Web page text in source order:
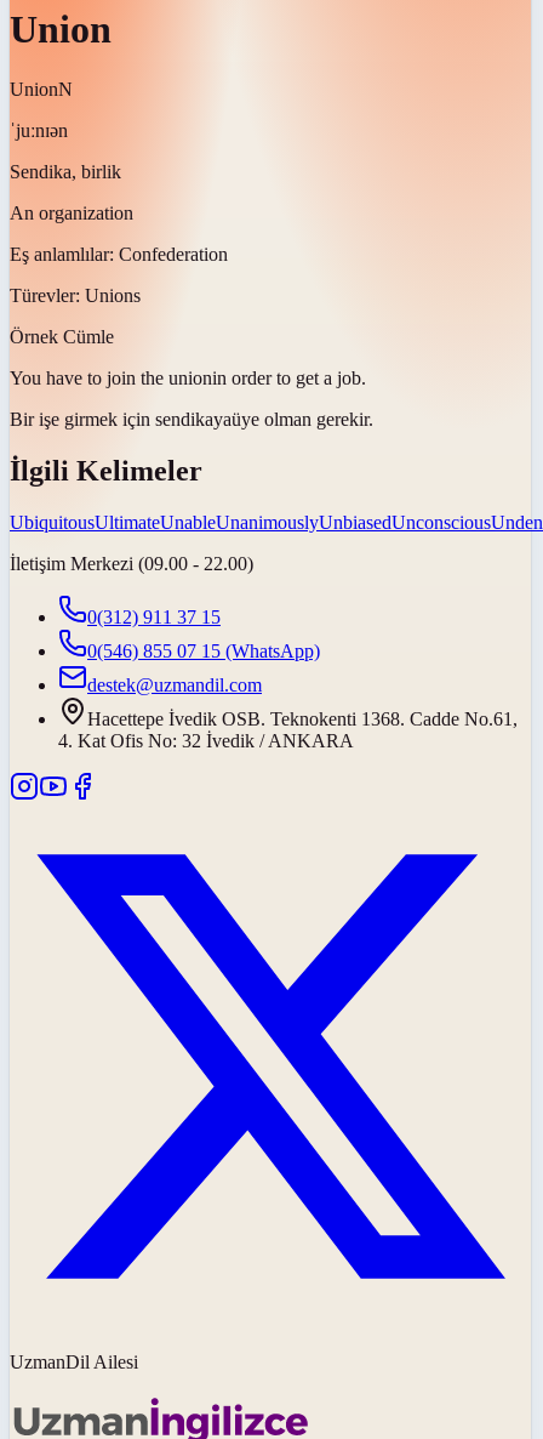
Union
UnionN
ˈjuːnɪən
Sendika, birlik
An organization
Eş anlamlılar: Confederation
Türevler: Unions
Örnek Cümle
You have to join the unionin order to get a job.
Bir işe girmek için sendikayaüye olman gerekir.
İlgili Kelimeler
UbiquitousUltimateUnableUnanimouslyUnbiasedUnconscious
İletişim Merkezi (09.00 - 22.00)
0(312) 911 37 15
0(546) 855 07 15 (WhatsApp)
destek@uzmandil.com
Hacettepe İvedik OSB. Teknokenti 1368. Cadde No.61,
4. Kat Ofis No: 32 İvedik / ANKARA
UzmanDil Ailesi